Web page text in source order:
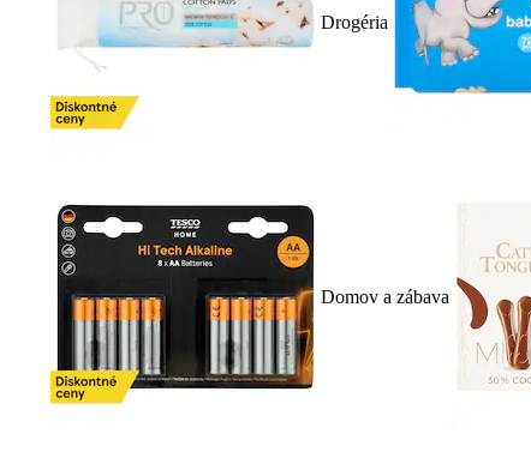
Drogéria
Domov a zábava